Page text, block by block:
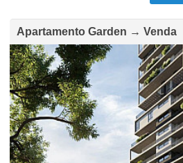
Apartamento Garden → Venda